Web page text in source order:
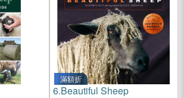
滿額折
6.Beautiful Sheep